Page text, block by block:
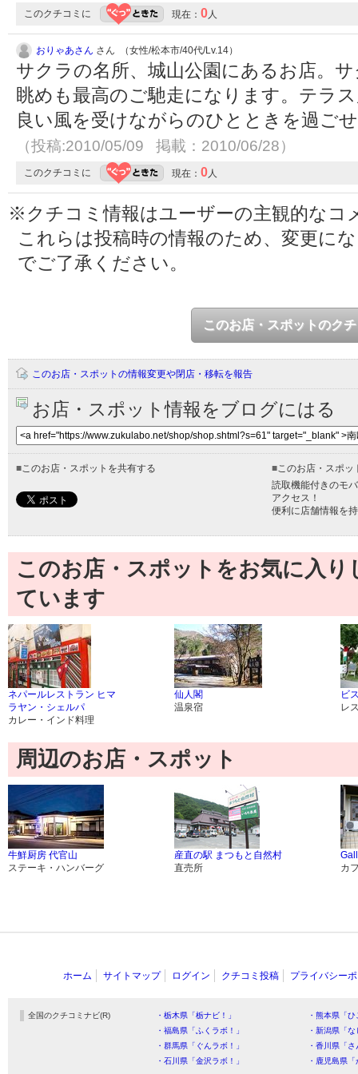
このクチコミに 現在： 0人
おりゃあさん さん （女性/松本市/40代/Lv.14）
サクラの名所、城山公園にあるお店。
眺めも最高のご馳走になります。テラ
良い風を受けながらのひとときを過ご
（投稿:2010/05/09 掲載：2010/06/28）
このクチコミに 現在： 0人
※クチコミ情報はユーザーの主観的なコ
これらは投稿時の情報のため、変更に
でご了承ください。
このお店・スポットのク
このお店・スポットの情報変更や閉店・移転を報告
お店・スポット情報をブログにはる
■このお店・スポットを共有する ■このお店・スポッ
読取機能付きのモ
アクセス！
便利に店舗情報を
このお店・スポットをお気に入
ています
ネパールレストラン ヒマ
ラヤン・シェルパ
カレー・インド料理
仙人閣
温泉宿
ビ
レ
周辺のお店・スポット
牛鮮厨房 代官山
ステーキ・ハンバーグ
産直の駅 まつもと自然村
直売所
カ
ホーム サイトマップ ログイン クチコミ投稿 プライバシー
全国のクチコミナビ(R) ・栃木県「栃ナビ！」
・熊本県「
・福島県「ふくラボ！」
・新潟県「
・群馬県「ぐんラボ！」
・香川県「
・石川県「金沢ラボ！」
・鹿児島県